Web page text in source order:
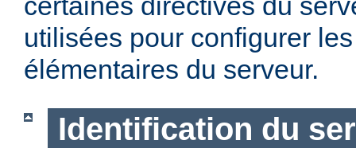
utilisées pour configurer
élémentaires du serveur.
Identification du